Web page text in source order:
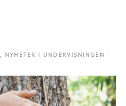
, NYHETER I UNDERVISNINGEN -